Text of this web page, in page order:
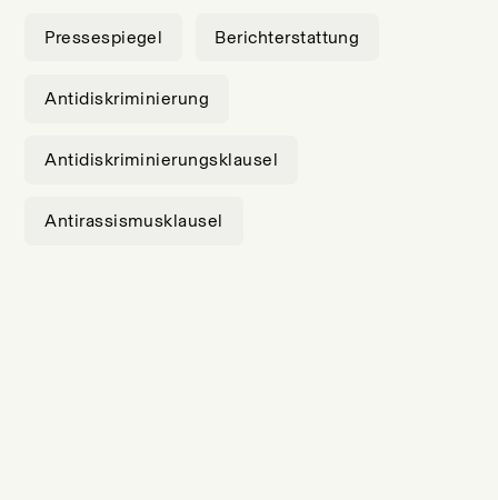
Pressespiegel Berichterstattung
Antidiskriminierung
Antidiskriminierungsklausel
Antirassismusklausel